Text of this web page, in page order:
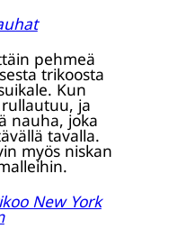
pehmeä
trikoosta
Kun
ja
nauha, joka
tavalla.
myös niskan
New York